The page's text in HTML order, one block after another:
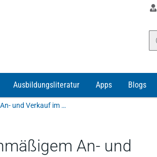
Ausbildungsliteratur Apps Blogs
Unternehmereigenschaft bei planmäßigem An- und Verkauf im Rahmen eines Internethandels (hier: ebay)
An- und